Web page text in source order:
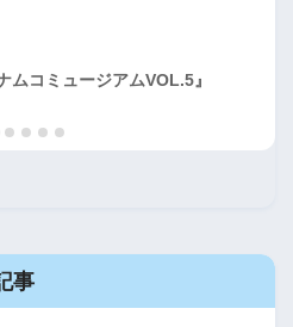
ムコミュージアムVOL.5』
事